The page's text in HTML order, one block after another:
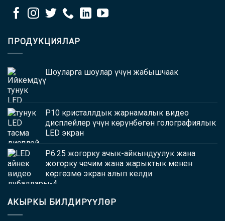
ПРОДУКЦИЯЛАР
Шоуларга шоулар үчүн жабышчаак
P10 кристаллдык жарнамалык видео
дисплейлер үчүн көрүнбөгөн голографиялык
LED экран
P6.25 жогорку ачык-айкындуулук жана
жогорку чечим жана жарыктык менен
көргөзмө экран алып келди
АКЫРКЫ БИЛДИРҮҮЛӨР